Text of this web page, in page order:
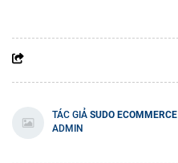
TÁC GIẢ SUDO ECOMMERCE
ADMIN